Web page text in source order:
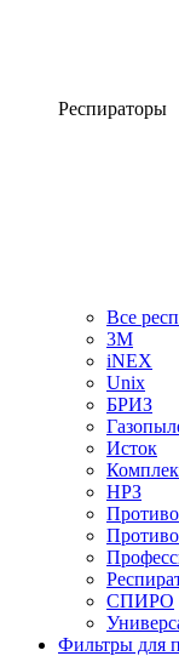
Респираторы
Все
3М
iNEX
Unix
БРИЗ
Исток
НРЗ
СПИРО
Фильтры для